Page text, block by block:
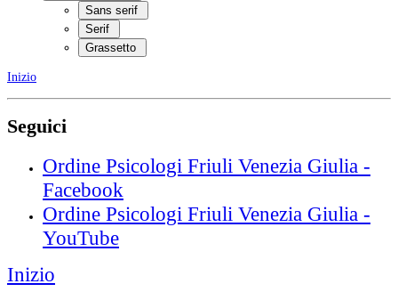
Sans serif
Serif
Grassetto
Inizio
Seguici
Ordine Psicologi Friuli Venezia Giulia -
Facebook
Ordine Psicologi Friuli Venezia Giulia -
YouTube
Inizio